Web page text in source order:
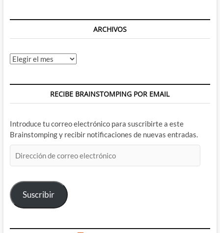
ARCHIVOS
Archivos
RECIBE BRAINSTOMPING POR EMAIL
Introduce tu correo electrónico para suscribirte a este
Brainstomping y recibir notificaciones de nuevas entradas.
de
electrónico
Suscribir